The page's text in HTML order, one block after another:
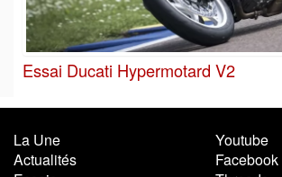
Essai Ducati Hypermotard V2
La Une
Actualités
Youtube
Facebook